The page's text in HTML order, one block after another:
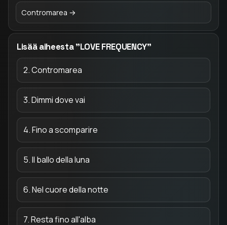
Contromarea →
Lisää aiheesta "LOVE FREQUENCY"
2. Contromarea
3. Dimmi dove vai
4. Fino a scomparire
5. Il ballo della luna
6. Nel cuore della notte
7. Resta fino all'alba